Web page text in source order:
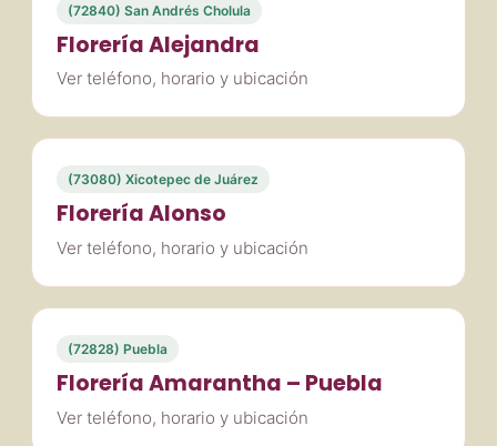
(72840) San Andrés Cholula
Florería Alejandra
Ver teléfono, horario y ubicación
(73080) Xicotepec de Juárez
Florería Alonso
Ver teléfono, horario y ubicación
(72828) Puebla
Florería Amarantha – Puebla
Ver teléfono, horario y ubicación